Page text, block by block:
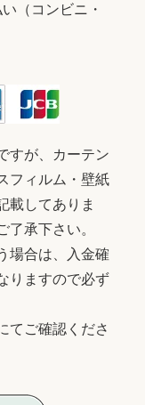
（コンビニ・
すが、カーテン
フィルム・壁紙
載してありま
了承下さい。
場合は、入金確
りますので必ず
てご確認くださ